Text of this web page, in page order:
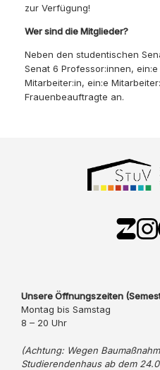
zur Verfügung!
Wer sind die Mitglieder?
Neben den studentischen
Senat 6 Professor:innen,
Mitarbeiter:in, ein:e
Frauenbeauftragte an.
Unsere Öffnungszeiten
Montag bis Samstag
8 – 20 Uhr
(Achtung: Wegen
Studierendenhaus ab dem